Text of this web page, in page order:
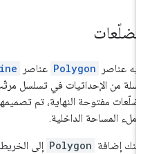
عناصر Polygon عناصر
من الإحداثيات في تسلسل مرتّب.
مفتوحة النهاية، تم تصميمها
ملء المساحة الداخلية.
إضافة Polygon إلى الخريطة